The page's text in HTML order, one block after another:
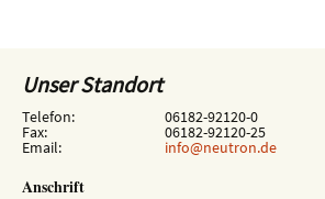
Unser Standort
Telefon: 06182-92120-0
Fax: 06182-92120-25
Email: info@neutron.de
Anschrift